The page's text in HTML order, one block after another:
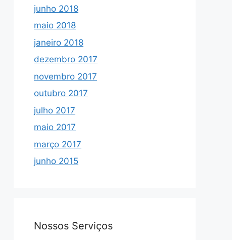
junho 2018
maio 2018
janeiro 2018
dezembro 2017
novembro 2017
outubro 2017
julho 2017
maio 2017
março 2017
junho 2015
Nossos Serviços